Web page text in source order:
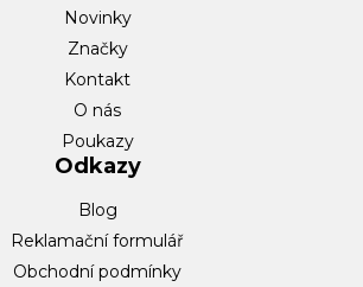
Novinky
Značky
Kontakt
O nás
Poukazy
Odkazy
Blog
Reklamační formulář
Obchodní podmínky